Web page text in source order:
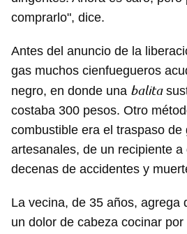
Guardar como favorito
iniciar sesión con tu cuenta de
INICIAR SESIÓN
comprarlo", dice.
Antes del anuncio de la
gas muchos cienfuegueros
negro, en donde una balita
costaba 300 pesos. Otro
combustible era el traspaso de
artesanales, de un recipiente
decenas de accidentes y
La vecina, de 35 años, agrega
un dolor de cabeza cocinar